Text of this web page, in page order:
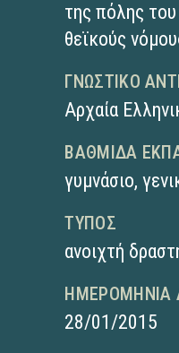
της πόλης του
θεϊκούς
ΓΝΩΣΤΙΚΌ
Αρχαία
ΒΑΘΜΊΔΑ
γυμνάσιο,
ΤΎΠΟΣ
ανοιχτή
ΗΜΕΡΟΜΗΝΊΑ
28/01/2015